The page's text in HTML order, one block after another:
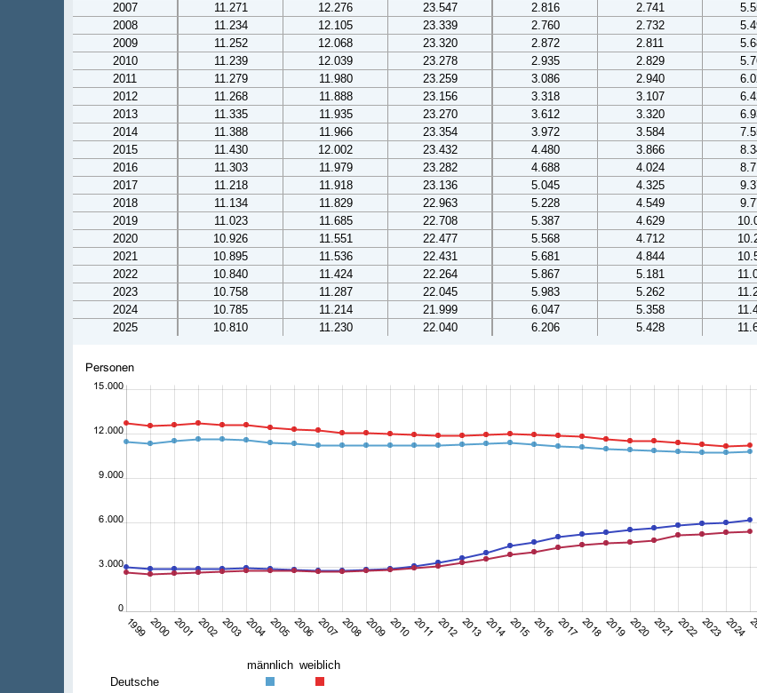
2007
11.271 12.276 23.547 2.816 2.741
2008
11.234 12.105 23.339 2.760 2.732
2009
11.252 12.068 23.320 2.872 2.811
2010
11.239 12.039 23.278 2.935 2.829
2011
11.279 11.980 23.259 3.086 2.940
2012
11.268 11.888 23.156 3.318 3.107
2013
11.335 11.935 23.270 3.612 3.320
2014
11.388 11.966 23.354 3.972 3.584
2015
11.430 12.002 23.432 4.480 3.866
2016
11.303 11.979 23.282 4.688 4.024
2017
11.218 11.918 23.136 5.045 4.325
2018
11.134 11.829 22.963 5.228 4.549
2019
11.023 11.685 22.708 5.387 4.629
2020
10.926 11.551 22.477 5.568 4.712
2021
10.895 11.536 22.431 5.681 4.844
2022
10.840 11.424 22.264 5.867 5.181
2023
10.758 11.287 22.045 5.983 5.262
2024
10.785 11.214 21.999 6.047 5.358
2025
10.810 11.230 22.040 6.206 5.428
männlich weiblich
Deutsche